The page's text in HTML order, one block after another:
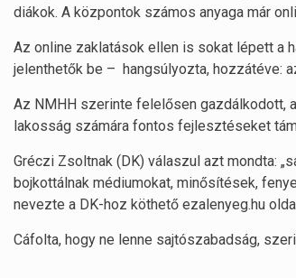
diákok. A központok számos anyaga már
Az online zaklatások ellen is sokat lépett a
jelenthetők be – hangsúlyozta, hozzátéve:
Az NMHH szerinte felelősen gazdálkodott,
lakosság számára fontos fejlesztéseket
Gréczi Zsoltnak (DK) válaszul azt mondta:
bojkottálnak médiumokat, minősítések,
nevezte a DK-hoz köthető ezalenyeg.hu
Cáfolta, hogy ne lenne sajtószabadság,